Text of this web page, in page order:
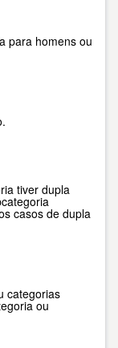
para homens ou
tiver dupla
casos de dupla
categorias
ou